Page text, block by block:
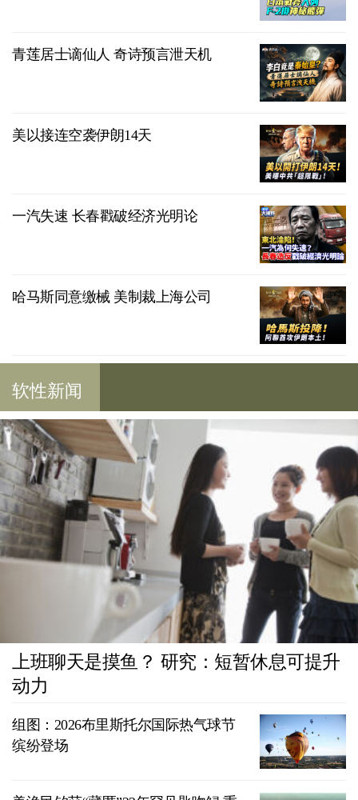
青莲居士谪仙人 奇诗预言泄天机
美以接连空袭伊朗14天
一汽失速 长春戳破经济光明论
哈马斯同意缴械 美制裁上海公司
软性新闻
上班聊天是摸鱼？ 研究：短暂休息可提升
动力
组图：2026布里斯托尔国际热气球节
缤纷登场